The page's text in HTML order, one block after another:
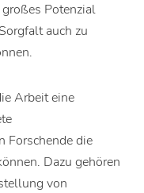
Potenzial
auch zu
Arbeit eine
Forschende die
Dazu gehören
von